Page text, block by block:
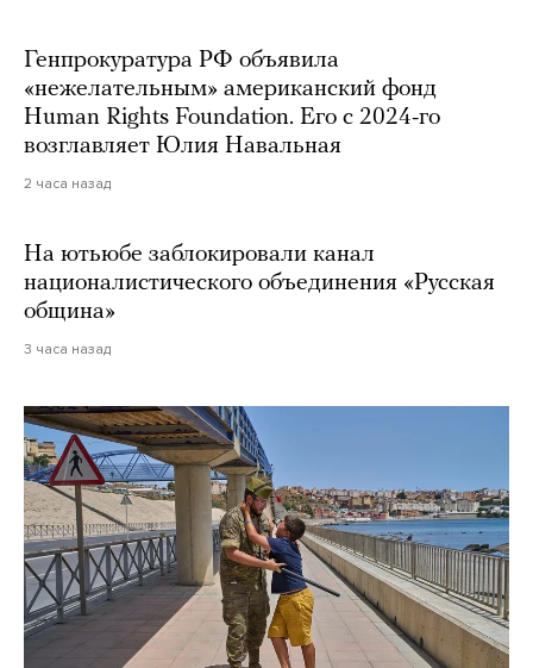
Генпрокуратура РФ объявила
«нежелательным» американский фонд
Human Rights Foundation. Его с 2024-го
возглавляет Юлия Навальная
2 часа назад
На ютьюбе заблокировали канал
националистического объединения «Русская
община»
3 часа назад